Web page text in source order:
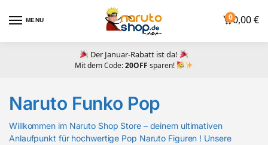
MENU 00,00€
Der Januar-Rabatt ist da!
Mit dem Code:20OFF sparen!
Naruto Funko Pop
Willkommen im Naruto Shop Store – deinem ultimativen
Anlaufpunkt für hochwertige Pop Naruto Figuren ! Unsere